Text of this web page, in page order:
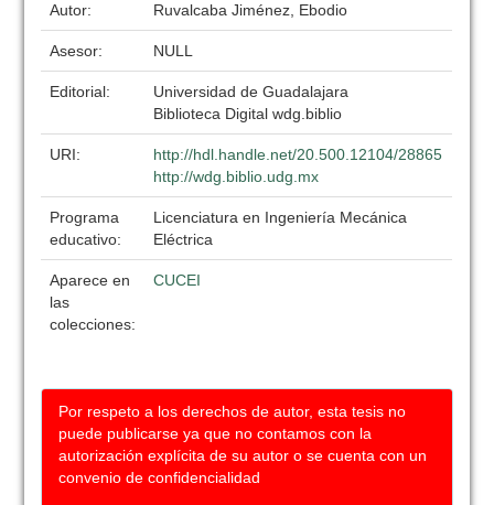
Autor: Ruvalcaba Jiménez, Ebodio
Asesor: NULL
Editorial:
Universidad de Guadalajara
Biblioteca Digital wdg.biblio
URI:
http://hdl.handle.net/20.500.12104/28865
http://wdg.biblio.udg.mx
Programa
educativo:
Licenciatura en Ingeniería Mecánica
Eléctrica
Aparece en
las
colecciones:
CUCEI
Por respeto a los derechos de autor, esta tesis no
puede publicarse ya que no contamos con la
autorización explícita de su autor o se cuenta con un
convenio de confidencialidad